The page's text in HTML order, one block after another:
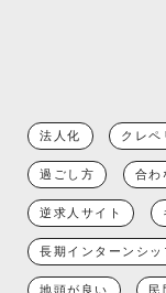
法人化 クレペ
過ごし方 合わ
逆求人サイト
長期インターンシッ